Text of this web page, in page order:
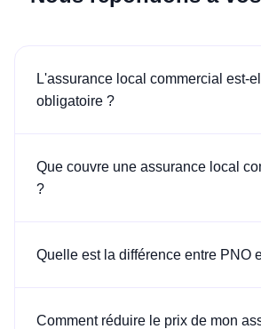
L'assurance local commercial est-
obligatoire ?
Que couvre une assurance local
?
Quelle est la différence entre PNO
Comment réduire le prix de mon